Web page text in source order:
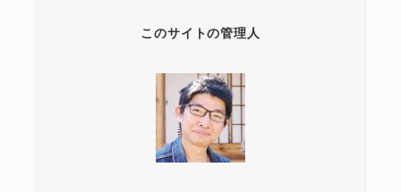
このサイトの管理人